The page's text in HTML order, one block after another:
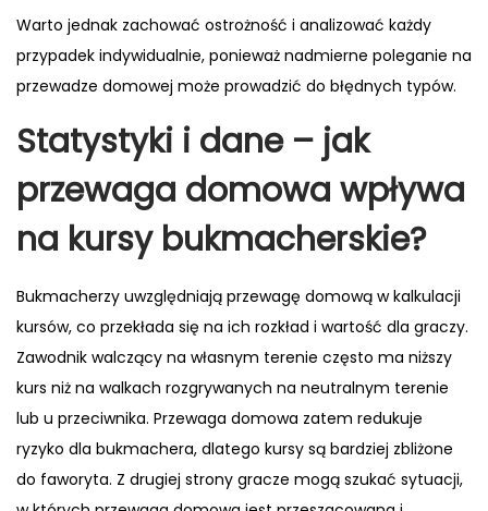
Warto jednak zachować ostrożność i analizować każdy
przypadek indywidualnie, ponieważ nadmierne poleganie na
przewadze domowej może prowadzić do błędnych typów.
Statystyki i dane – jak
przewaga domowa wpływa
na kursy bukmacherskie?
Bukmacherzy uwzględniają przewagę domową w kalkulacji
kursów, co przekłada się na ich rozkład i wartość dla graczy.
Zawodnik walczący na własnym terenie często ma niższy
kurs niż na walkach rozgrywanych na neutralnym terenie
lub u przeciwnika. Przewaga domowa zatem redukuje
ryzyko dla bukmachera, dlatego kursy są bardziej zbliżone
do faworyta. Z drugiej strony gracze mogą szukać sytuacji,